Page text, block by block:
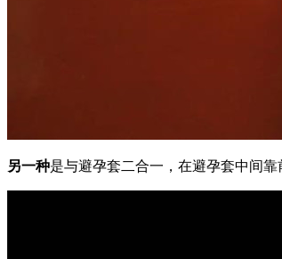
另一种是与避孕套二合一，在避孕套中间